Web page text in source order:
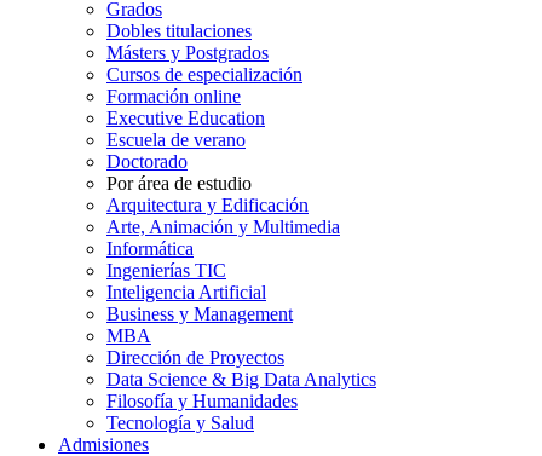
Grados
Dobles titulaciones
Másters y Postgrados
Cursos de especialización
Formación online
Executive Education
Escuela de verano
Doctorado
Por área de estudio
Arquitectura y Edificación
Arte, Animación y Multimedia
Informática
Ingenierías TIC
Inteligencia Artificial
Business y Management
MBA
Dirección de Proyectos
Data Science & Big Data Analytics
Filosofía y Humanidades
Tecnología y Salud
Admisiones